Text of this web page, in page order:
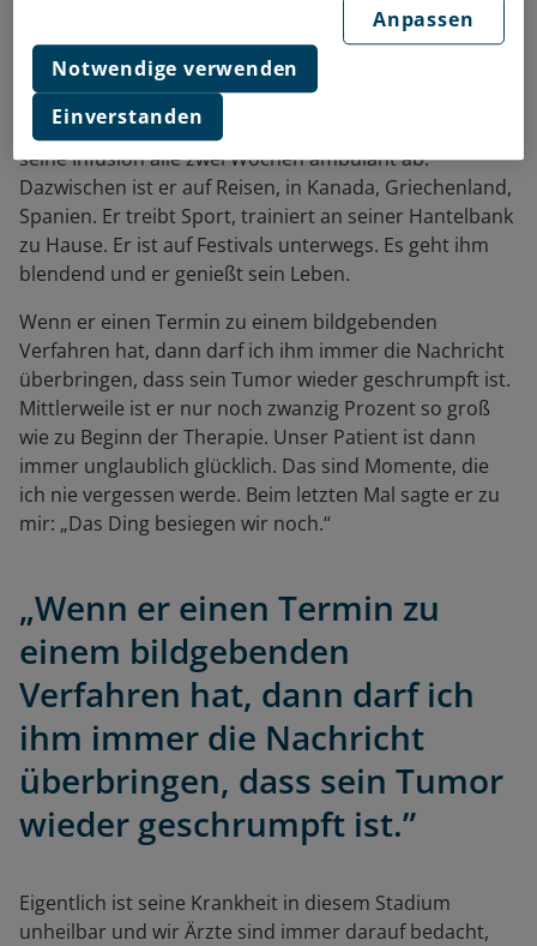
Die Substanz, die hier per Infusion in den Körper fließt,
ist sehr nebenwirkungsreich. Es kommt beispielsweise
zu hohem Fieber, anfangs musste er deshalb auf die
Intensivstation. Bei unserem Patienten hat sich aber
alles sehr positiv entwickelt. Mittlerweile holt er sich
seine Infusion alle zwei Wochen ambulant ab.
Dazwischen ist er auf Reisen, in Kanada, Griechenland,
Spanien. Er treibt Sport, trainiert an seiner Hantelbank
zu Hause. Er ist auf Festivals unterwegs. Es geht ihm
blendend und er genießt sein Leben.
Wenn er einen Termin zu einem bildgebenden
Verfahren hat, dann darf ich ihm immer die Nachricht
überbringen, dass sein Tumor wieder geschrumpft ist.
Mittlerweile ist er nur noch zwanzig Prozent so groß
wie zu Beginn der Therapie. Unser Patient ist dann
immer unglaublich glücklich. Das sind Momente, die
ich nie vergessen werde. Beim letzten Mal sagte er zu
mir: „Das Ding besiegen wir noch.“
„Wenn er einen Termin zu
einem bildgebenden
Verfahren hat, dann darf ich
ihm immer die Nachricht
überbringen, dass sein Tumor
wieder geschrumpft ist.”
Eigentlich ist seine Krankheit in diesem Stadium
unheilbar und wir Ärzte sind immer darauf bedacht,
Anpassen
Notwendige verwenden
Einverstanden